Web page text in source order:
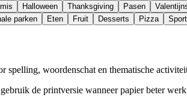
Halloween Thanksgiving Pasen
parken Eten Fruit Desserts Pizza Sport
spelling, woordenschat en thematische
de printversie wanneer papier beter